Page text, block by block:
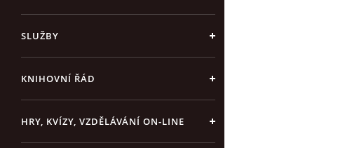
SLUŽBY
KNIHOVNÍ ŘÁD
HRY, KVÍZY, VZDĚLÁVÁNÍ ON-LINE